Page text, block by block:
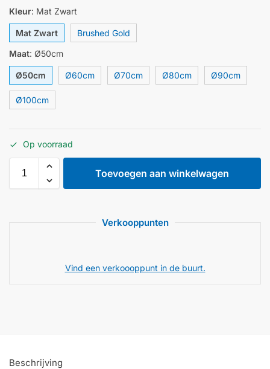
Kleur: Mat Zwart
Mat Zwart
Brushed Gold
Maat: Ø50cm
Ø50cm Ø60cm Ø70cm Ø80cm Ø90cm
Ø100cm
Op voorraad
Toevoegen aan winkelwagen
Verkooppunten
Vind een verkoooppunt in de buurt.
Beschrijving